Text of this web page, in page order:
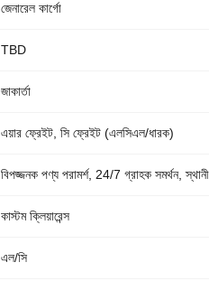
জেনারেল কার্গো
TBD
জাকার্তা
এয়ার ফ্রেইট, সি ফ্রেইট (এলসিএল/ধারক)
বিপজ্জনক পণ্য পরামর্শ, 24/7 গ্রাহক সমর্থন,
কাস্টম ক্লিয়ারেন্স
এল/সি